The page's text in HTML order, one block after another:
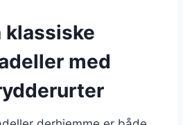
klassiske
med